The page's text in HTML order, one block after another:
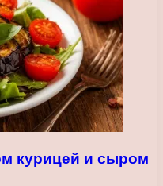
курицей и сыром